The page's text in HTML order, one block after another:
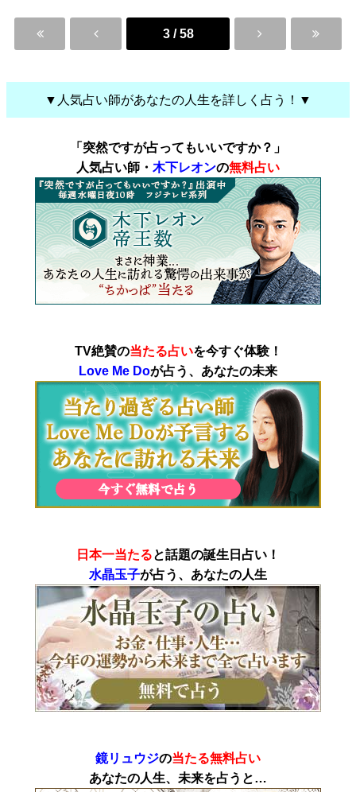
3 / 58
▼人気占い師があなたの人生を詳しく占う！▼
「突然ですが占ってもいいですか？」
人気占い師・ 木下レオンの無料占い
TV絶賛の当たる占いを今すぐ体験！
Love Me Doが占う、あなたの未来
日本一当たる と話題の誕生日占い！
水晶玉子が占う、あなたの人生
鏡リュウジの当たる無料占い
あなたの人生、未来を占うと…